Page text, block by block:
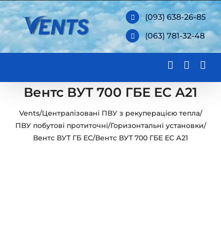
Skip
to
content
(093) 638-26-85
(063) 781-32-48
Вентс ВУТ 700 ГБЕ ЕС А21
Vents/Централізовані ПВУ з рекуперацією тепла/
ПВУ побутові протиточні/Горизонтальні установки/
Вентс ВУТ ГБ ЕС/Вентс ВУТ 700 ГБЕ ЕС А21